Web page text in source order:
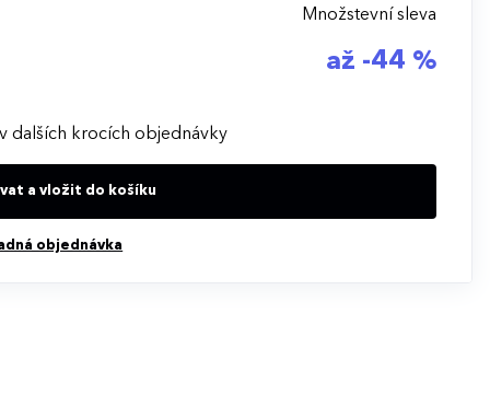
Množstevní sleva
až -44 %
dalších krocích objednávky
a vložit do košíku
objednávka